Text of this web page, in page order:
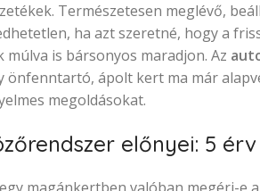
Természetesen meglévő,
ha azt szeretné, hogy a
múlva is bársonyos maradjon. Az
önfenntartó, ápolt kert ma már
megoldásokat.
előnyei: 5